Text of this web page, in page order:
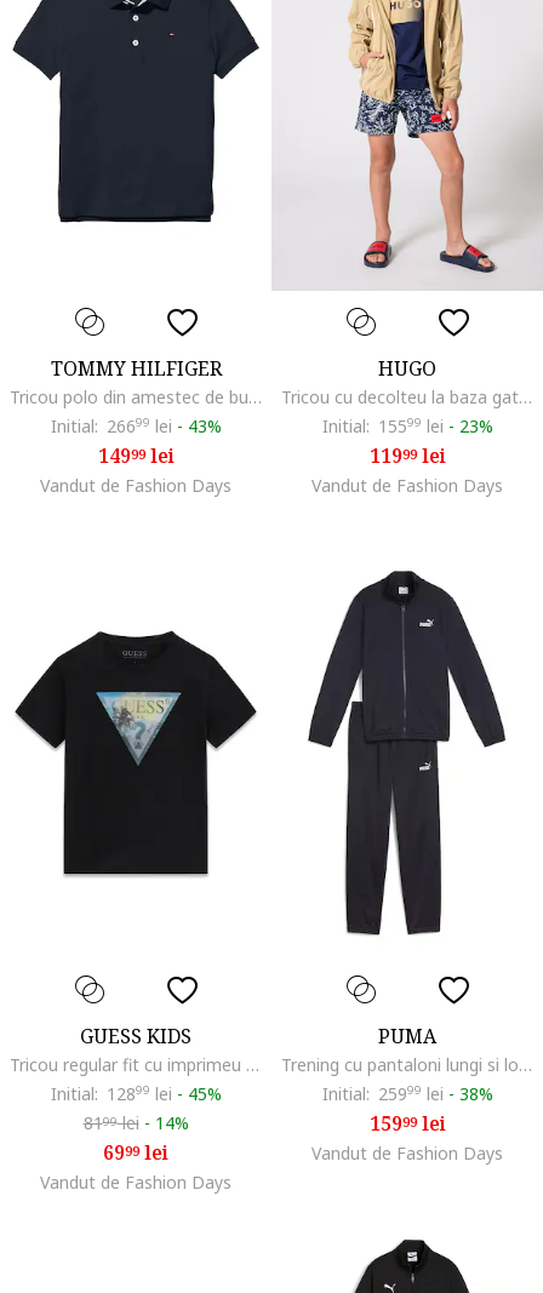
TOMMY HILFIGER
Tricou polo din amestec de bumbac organic, Bleumarin
Initial: 26699 lei - 43%
14999lei
Vandut de Fashion Days
HUGO
Tricou cu decolteu la baza gatului si imprimeu logo cu aspect in degrade, Albastru ultramarin/Maro camel
Initial: 15599 lei - 23%
11999lei
Vandut de Fashion Days
GUESS KIDS
Tricou regular fit cu imprimeu logo, Negru
Initial: 12899 lei - 45%
8199lei - 14%
6999lei
Vandut de Fashion Days
PUMA
Trening cu pantaloni lungi si logo, Albastru ultramarin
Initial: 25999 lei - 38%
15999lei
Vandut de Fashion Days